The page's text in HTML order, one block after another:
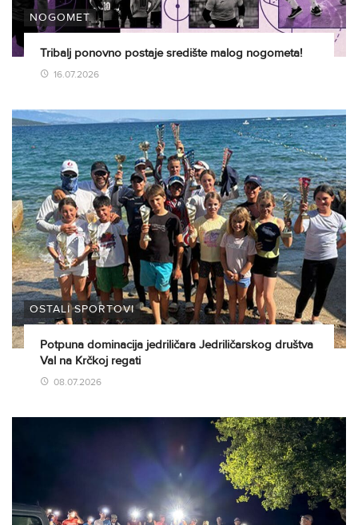
NOGOMET
Tribalj ponovno postaje središte malog nogometa!
16.07.2026
OSTALI SPORTOVI
Potpuna dominacija jedriličara Jedriličarskog društva
Val na Krčkoj regati
08.07.2026